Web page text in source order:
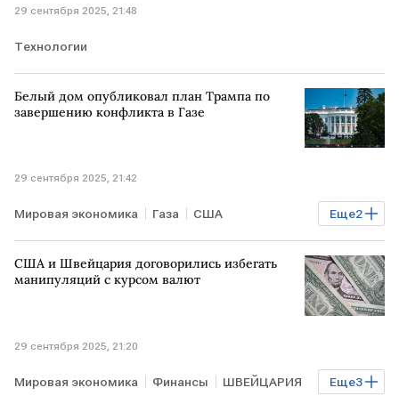
29 сентября 2025, 21:48
Технологии
Белый дом опубликовал план Трампа по
завершению конфликта в Газе
29 сентября 2025, 21:42
Еще2
Мировая экономика Газа США
Дональд Трамп В мире
США и Швейцария договорились избегать
манипуляций с курсом валют
29 сентября 2025, 21:20
Еще3
Мировая экономика Финансы ШВЕЙЦАРИЯ